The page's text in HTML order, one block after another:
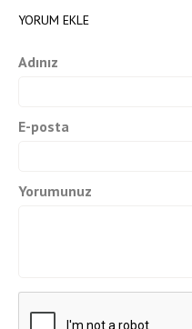
YORUM EKLE
Adınız
E-posta
Yorumunuz